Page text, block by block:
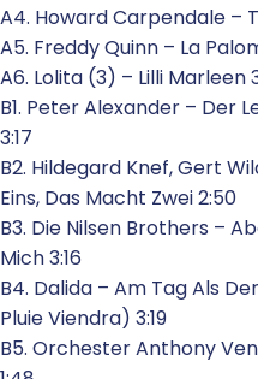
A4. Howard Carpendale –
A5. Freddy Quinn – La
A6. Lolita (3) – Lilli Marleen
B1. Peter Alexander – Der
3:17
B2. Hildegard Knef, Gert
Eins, Das Macht Zwei 2:50
B3. Die Nilsen Brothers –
Mich 3:16
B4. Dalida – Am Tag Als
Pluie Viendra) 3:19
B5. Orchester Anthony